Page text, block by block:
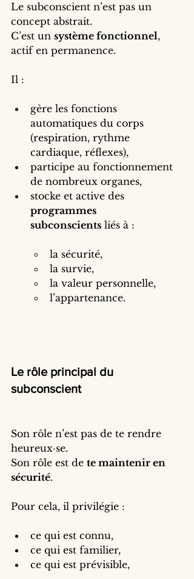
Le subconscient n’est pas un
concept abstrait.
C’est un système fonctionnel,
actif en permanence.
Il :
gère les fonctions
automatiques du corps
(respiration, rythme
cardiaque, réflexes),
participe au fonctionnement
de nombreux organes,
stocke et active des
programmes
subconscients liés à :
la sécurité,
la survie,
la valeur personnelle,
l’appartenance.
Le rôle principal du
subconscient
Son rôle n’est pas de te rendre
heureux·se.
Son rôle est de te maintenir en
sécurité.
Pour cela, il privilégie :
ce qui est connu,
ce qui est familier,
ce qui est prévisible,